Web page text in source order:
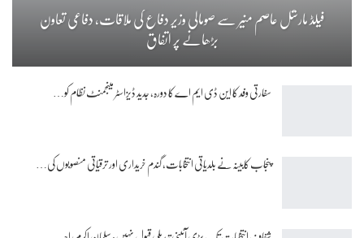
فیلڈ مارشل عاصم منیر سے صومالی وزیر دفاع کی ملاقات، دفاعی تعاون
بڑھانے پر اتفاق
سفارتی وفد کا این ڈی ایم اے کا دورہ، جدید ڈیزاسٹر مینجمنٹ نظام کو…
پنجاب کابینہ نے بلدیاتی انتخابات، گندم خریداری اور ترقیاتی منصوبوں کی…